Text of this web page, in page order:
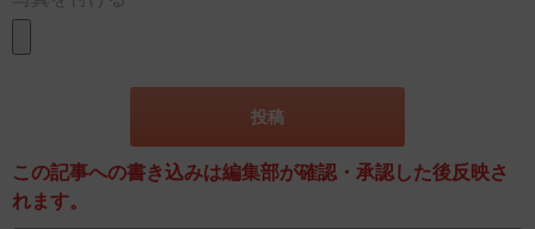
この記事への書き込みは編集部が確認・承認した後反映さ
れます。